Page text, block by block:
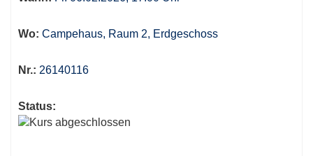
Wo: Campehaus, Raum 2, Erdgeschoss
Nr.: 26140116
Status: